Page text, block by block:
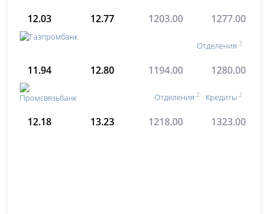
12.03 12.77 1203.00 1277.00
Отделения 3
11.94 12.80 1194.00 1280.00
Отделения 2 Кредиты 2
12.18 13.23 1218.00 1323.00